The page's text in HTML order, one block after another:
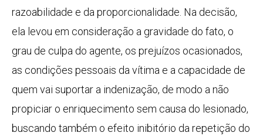
razoabilidade e da proporcionalidade. Na decisão,
ela levou em consideração a gravidade do fato, o
grau de culpa do agente, os prejuízos ocasionados,
as condições pessoais da vítima e a capacidade de
quem vai suportar a indenização, de modo a não
propiciar o enriquecimento sem causa do lesionado,
buscando também o efeito inibitório da repetição do